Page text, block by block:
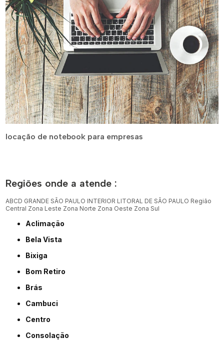
locação de notebook para empresas
Regiões onde a atende :
ABCD GRANDE SÃO PAULO INTERIOR LITORAL DE SÃO PAULO Região
Central Zona Leste Zona Norte Zona Oeste Zona Sul
Aclimação
Bela Vista
Bixiga
Bom Retiro
Brás
Cambuci
Centro
Consolação